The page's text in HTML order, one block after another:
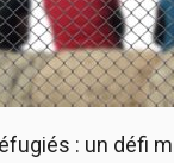
: un défi